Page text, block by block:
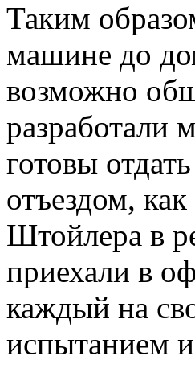
Таким
машине до
возможно
разработали
готовы
отъездом,
Штойлера в
приехали в
каждый на
испытанием